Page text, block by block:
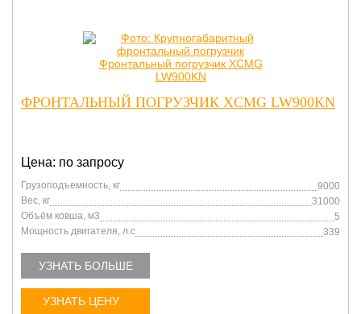
ФРОНТАЛЬНЫЙ ПОГРУЗЧИК XCMG LW900KN
Цена: по запросу
Грузоподъемность, кг
9000
Вес, кг
31000
Объём ковша, м3
5
Мощность двигателя, л.с
339
УЗНАТЬ БОЛЬШЕ
УЗНАТЬ ЦЕНУ